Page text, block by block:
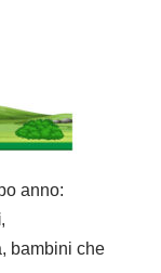
anno:
,
bambini che